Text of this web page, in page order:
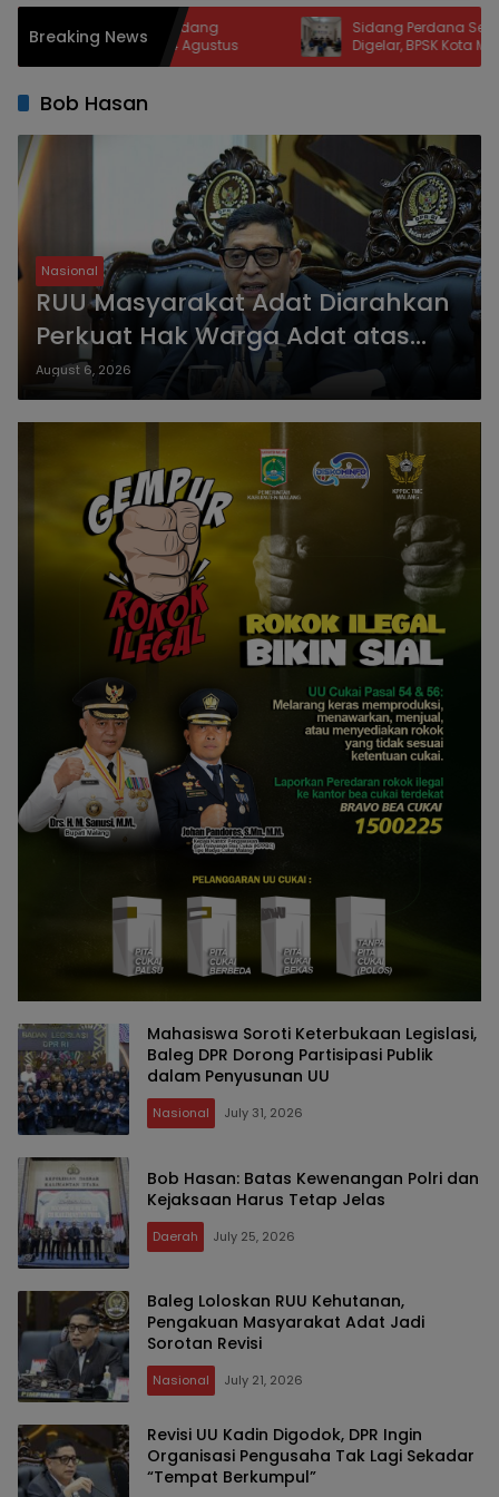
Breaking News
Rumah Sidang
pada 14 Agustus
Sidang Perdana Sengketa
Digelar, BPSK Kota Malang Tangani
Perkara Kriswanto vs Toko Emas
Bob Hasan
Nasional
RUU Masyarakat Adat Diarahkan
Perkuat Hak Warga Adat atas
Investasi SDA
August 6, 2026
Mahasiswa Soroti Keterbukaan Legislasi,
Baleg DPR Dorong Partisipasi Publik
dalam Penyusunan UU
Nasional July 31, 2026
Bob Hasan: Batas Kewenangan Polri dan
Kejaksaan Harus Tetap Jelas
Daerah July 25, 2026
Baleg Loloskan RUU Kehutanan,
Pengakuan Masyarakat Adat Jadi
Sorotan Revisi
Nasional July 21, 2026
Revisi UU Kadin Digodok, DPR Ingin
Organisasi Pengusaha Tak Lagi Sekadar
“Tempat Berkumpul”